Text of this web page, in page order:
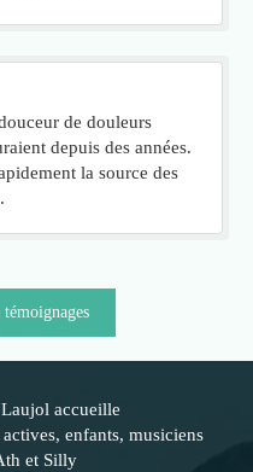
de douleurs
depuis des années.
la source des
accueille
enfants, musiciens
et Silly